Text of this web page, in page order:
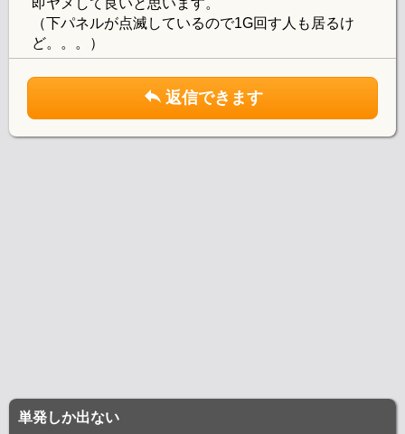
（下パネルが点滅しているので1G回す人も居るけ
ど。。。）
返信できます
単発しか出ない